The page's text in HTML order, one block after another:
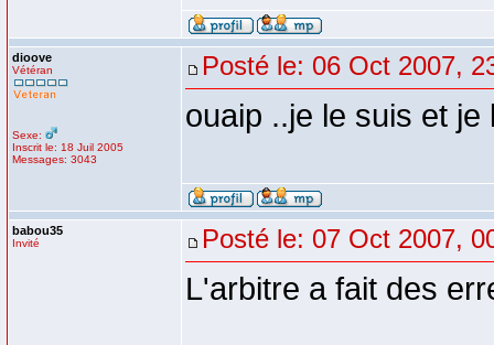
dioove
Vétéran
Sexe:
Inscrit le: 18 Juil 2005
Messages: 3043
Posté le: 06 Oct 2007,
ouaip ..je le suis et
babou35
Invité Posté le: 07 Oct 2007,
L'arbitre a fait des